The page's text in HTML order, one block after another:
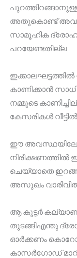
അതുകൊണ്ട് അവർ
സാമൂഹിക ദ്രോഹം
പറയേണ്ടതില്ല
കാണിക്കാൻ
നമ്മുടെ
കേസരികൾ
ഈ
നിരീക്ഷണത്തിൽ
ചെയ്യാതെ
അസുഖം
ആ കൂട്ടർ
തുടങ്ങിഎന്തു
ഓർക്കണം
കാസർഗോഡ്